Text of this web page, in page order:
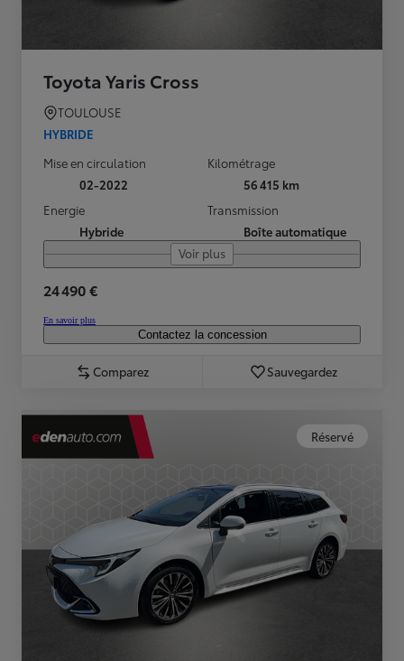
Toyota Yaris Cross
TOULOUSE
HYBRIDE
Mise en circulation
02-2022
Kilométrage
56 415 km
Energie
Hybride
Transmission
Boîte automatique
Voir plus
24 490 €
En savoir plus
Contactez la concession
Comparez Sauvegardez
Réservé